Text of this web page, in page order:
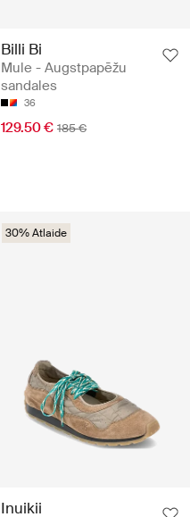
Billi Bi
Mule - Augstpapēžu
sandales
36
129.50 € 185 €
30% Atlaide
Inuikii